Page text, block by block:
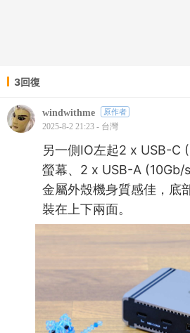
3回復
windwithme 原作者
2025-8-2 21:23 - 台灣
另一側IO左起2 x USB-C
螢幕、2 x USB-A (10Gb/
金屬外殼機身質感佳，底
裝在上下兩面。